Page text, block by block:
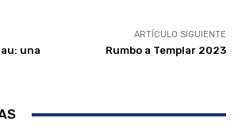
una
ARTÍCULO SIGUIENTE
Rumbo a Templar 2023